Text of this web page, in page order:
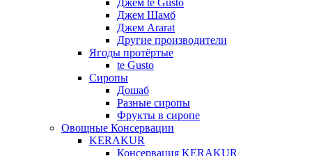
Джем te Gusto
Джем Шамб
Джем Ararat
Другие производители
Ягоды протёртые
te Gusto
Сиропы
Дошаб
Разные сиропы
Фрукты в сиропе
Овощные Консервации
KERAKUR
Консервация KERAKUR